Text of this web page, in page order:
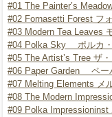
#01 The Painter’s
#02 Fornasetti Forest フ
#03 Modern Tea Leaves
#04 Polka Sky ポルカ
#05 The Artist’s Tree ザ
#06 Paper Garden ペー
#07 Melting Elements メ
#08 The Modern
#09 Polka Impressioninst